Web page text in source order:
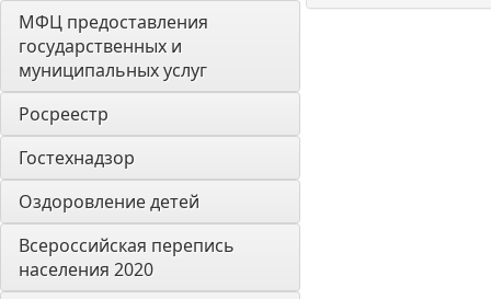
МФЦ предоставления
государственных и
муниципальных услуг
Росреестр
Гостехнадзор
Оздоровление детей
Всероссийская перепись
населения 2020